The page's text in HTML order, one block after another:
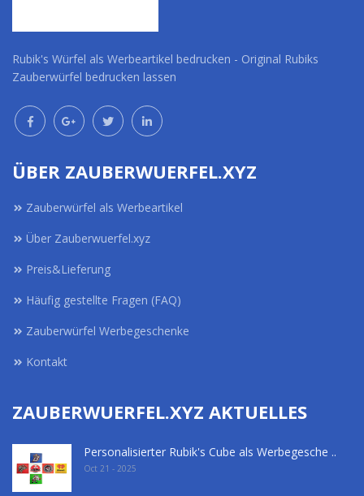
Rubik's Würfel als Werbeartikel bedrucken - Original Rubiks
Zauberwürfel bedrucken lassen
ÜBER ZAUBERWUERFEL.XYZ
Zauberwürfel als Werbeartikel
Über Zauberwuerfel.xyz
Preis&Lieferung
Häufig gestellte Fragen (FAQ)
Zauberwürfel Werbegeschenke
Kontakt
ZAUBERWUERFEL.XYZ AKTUELLES
Personalisierter Rubik's Cube als Werbegesche ..
Oct 21 - 2025